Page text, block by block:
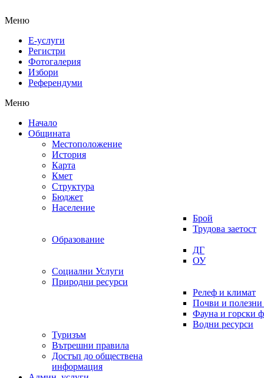
Меню
Е-услуги
Регистри
Фотогалерия
Избори
Референдуми
Меню
Начало
Общината
Местоположение
История
Карта
Кмет
Структура
Бюджет
Население
Брой
Трудова заетост
Образование
ДГ
ОУ
Социални Услуги
Природни ресурси
Релеф и климат
Почви и полезни
Фауна и горски
Водни ресурси
Туризъм
Вътрешни правила
Достъп до обществена
информация